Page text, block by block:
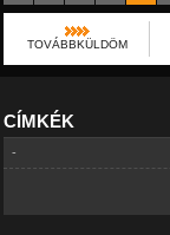
TOVÁBBKÜLDÖM
CÍMKÉK
-